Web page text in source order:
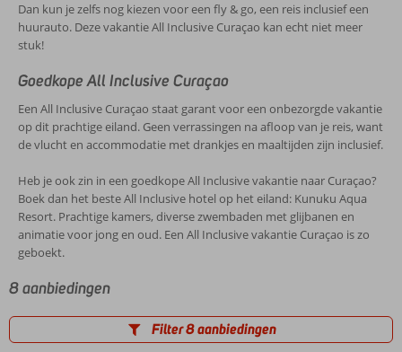
Dan kun je zelfs nog kiezen voor een fly & go, een reis inclusief een
huurauto. Deze vakantie All Inclusive Curaçao kan echt niet meer
stuk!
Goedkope All Inclusive Curaçao
Een All Inclusive Curaçao staat garant voor een onbezorgde vakantie
op dit prachtige eiland. Geen verrassingen na afloop van je reis, want
de vlucht en accommodatie met drankjes en maaltijden zijn inclusief.
Heb je ook zin in een goedkope All Inclusive vakantie naar Curaçao?
Boek dan het beste All Inclusive hotel op het eiland: Kunuku Aqua
Resort. Prachtige kamers, diverse zwembaden met glijbanen en
animatie voor jong en oud. Een All Inclusive vakantie Curaçao is zo
geboekt.
8 aanbiedingen
Filter 8 aanbiedingen